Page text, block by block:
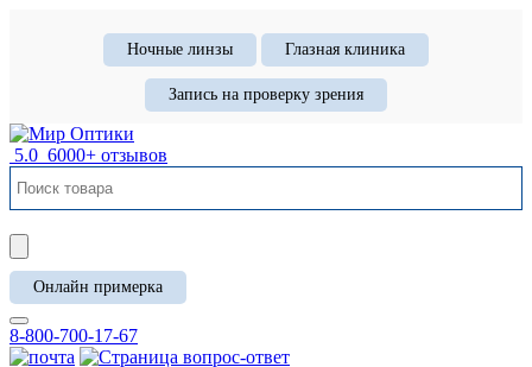
Ночные линзы Глазная клиника
Запись на проверку зрения
5.0 6000+ отзывов
Онлайн примерка
8-800-700-17-67